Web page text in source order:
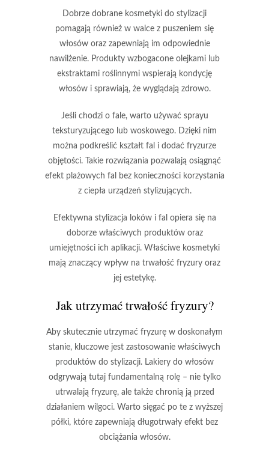
Dobrze dobrane kosmetyki do stylizacji
pomagają również w walce z puszeniem się
włosów oraz zapewniają im odpowiednie
nawilżenie. Produkty wzbogacone olejkami lub
ekstraktami roślinnymi wspierają kondycję
włosów i sprawiają, że wyglądają zdrowo.
Jeśli chodzi o fale, warto używać sprayu
teksturyzującego lub woskowego. Dzięki nim
można podkreślić kształt fal i dodać fryzurze
objętości. Takie rozwiązania pozwalają osiągnąć
efekt plażowych fal
bez konieczności korzystania
z ciepła urządzeń stylizujących.
Efektywna stylizacja loków i fal opiera się na
doborze właściwych produktów oraz
umiejętności ich aplikacji. Właściwe kosmetyki
mają znaczący wpływ na trwałość fryzury oraz
jej estetykę.
Jak utrzymać trwałość fryzury?
Aby skutecznie utrzymać fryzurę w doskonałym
stanie, kluczowe jest zastosowanie właściwych
produktów do stylizacji. Lakiery do włosów
odgrywają tutaj fundamentalną rolę – nie tylko
utrwalają fryzurę, ale także chronią ją przed
działaniem wilgoci. Warto sięgać po te z wyższej
półki, które zapewniają długotrwały efekt bez
obciążania włosów.